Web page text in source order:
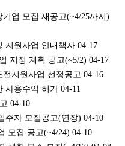
업 모집 재공고(~4/25까지)
지원사업 안내책자 04-17
지정 계획 공고(~5/2) 04-17
지원사업 선정공고 04-16
사용수익 허가 04-11
04-10
주자 모집공고(연장) 04-10
모집 공고(~4/24) 04-10